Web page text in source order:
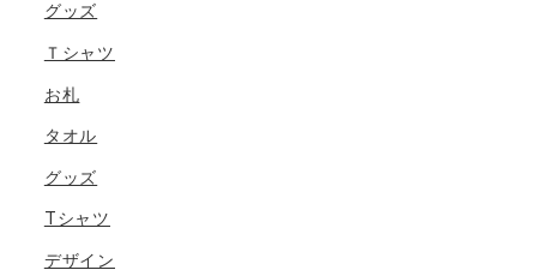
グッズ
Ｔシャツ
お札
タオル
グッズ
Tシャツ
デザイン